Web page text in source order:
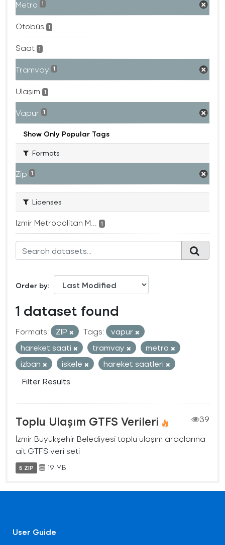
Metro 1
Otobüs 1
Saat 1
Tramvay 1
Ulaşım 1
Vapur 1
Show Only Popular Tags
Formats
Zip 1
Licenses
Izmir Metropolitan M... 1
Order by
1 dataset found
Formats: ZIP Tags:
vapur
hareket saati
tramvay
metro
izban
iskele
hareket saatleri
Filter Results
Toplu Ulaşım GTFS Verileri
39
İzmir Büyükşehir Belediyesi toplu ulaşım araçlarına
ait GTFS veri seti
5 ZIP 19 MB
User Guide